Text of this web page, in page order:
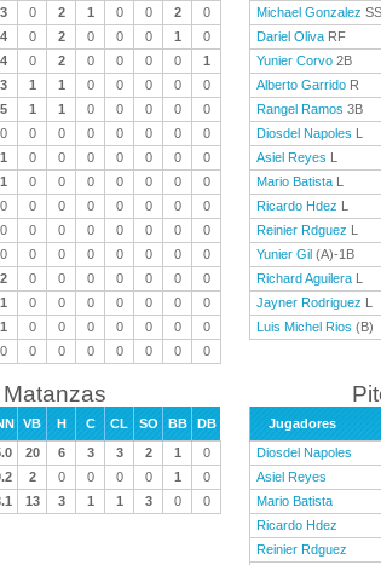
3 0 2 1 0 0 2
0
4 0 2 0 0 0 1
0
4 0 2 0 0 0 0
1
3 1 1 0 0 0 0
0
5 1 1 0 0 0 0
0
0 0 0 0 0 0 0
0
1 0 0 0 0 0 0
0
1 0 0 0 0 0 0
0
0 0 0 0 0 0 0
0
0 0 0 0 0 0 0
0
0 0 0 0 0 0 0
0
2 0 0 0 0 0 0
0
1 0 0 0 0 0 0
0
1 0 0 0 0 0 0
0
0 0 0 0 0 0 0 0
Michael Gonzalez SS
Dariel Oliva RF
Yunier Corvo 2B
Alberto Garrido R
Rangel Ramos 3B
Diosdel Napoles L
Asiel Reyes L
Mario Batista L
Ricardo Hdez L
Reinier Rdguez L
Yunier Gil (A)-1B
Richard Aguilera L
Jayner Rodriguez L
Luis Michel Rios (B)
VB H C CL SO BB
DB
20 6 3 3 2 1
0
2 0 0 0 0 1
0
13 3 1 1 3 0 0
Jugadores
Diosdel Napoles
Asiel Reyes
Mario Batista
Ricardo Hdez
Reinier Rdguez